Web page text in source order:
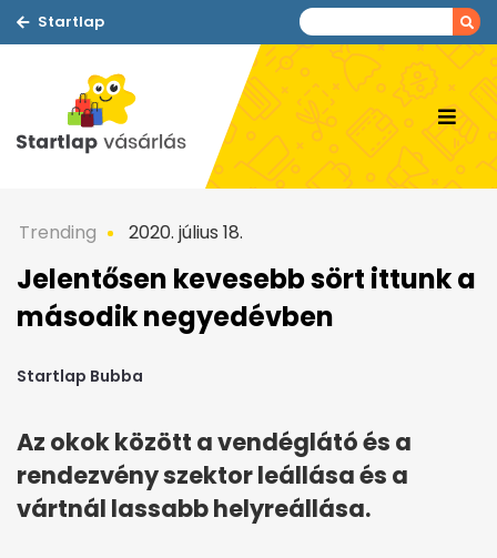
Startlap
Trending 2020. július 18.
Jelentősen kevesebb sört ittunk a
második negyedévben
Startlap Bubba
Az okok között a vendéglátó és a
rendezvény szektor leállása és a
vártnál lassabb helyreállása.